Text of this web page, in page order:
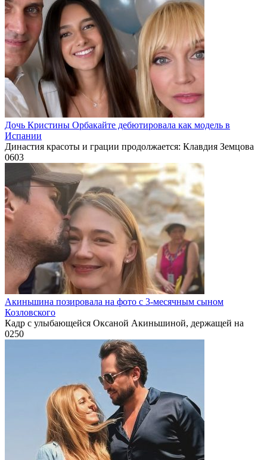
Дочь Кристины Орбакайте дебютировала как модель в
Испании
Династия красоты и грации продолжается: Клавдия Земцова
0603
Акиньшина позировала на фото с 3-месячным сыном
Козловского
Кадр с улыбающейся Оксаной Акиньшиной, держащей на
0250